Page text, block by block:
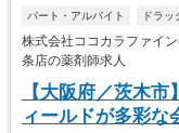
パート・アルバイト ドラッ
株式会社ココカラファイ
条店の薬剤師求人
【大阪府／茨木
ィールドが多彩な